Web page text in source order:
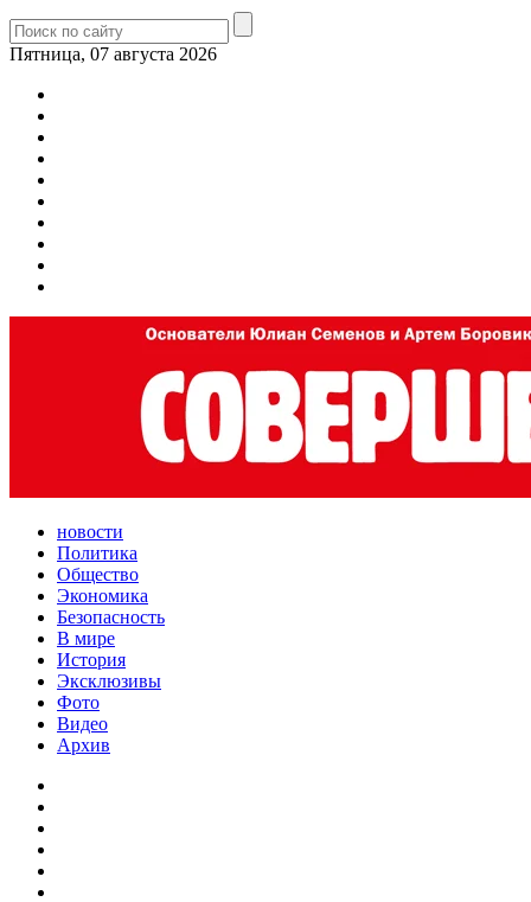
Пятница, 07 августа 2026
новости
Политика
Общество
Экономика
Безопасность
В мире
История
Эксклюзивы
Фото
Видео
Архив